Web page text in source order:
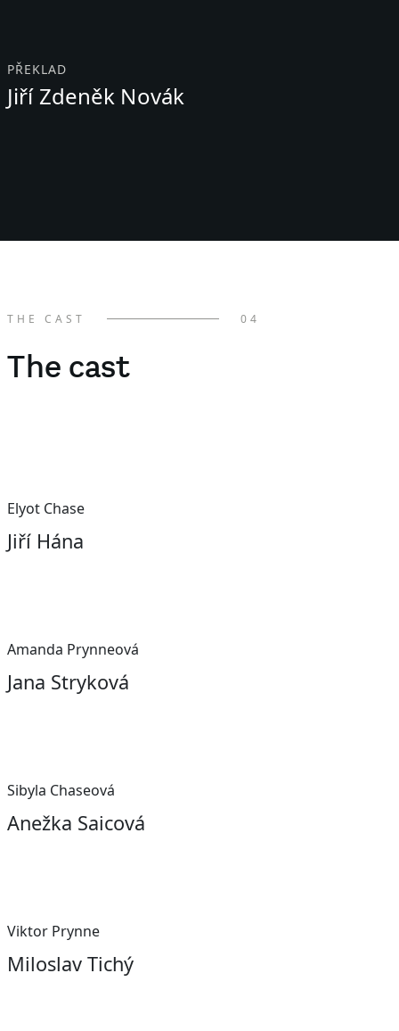
PŘEKLAD
Jiří Zdeněk Novák
The cast
THE CAST 04
Elyot Chase
Jiří Hána
Amanda Prynneová
Jana Stryková
Sibyla Chaseová
Anežka Saicová
Viktor Prynne
Miloslav Tichý